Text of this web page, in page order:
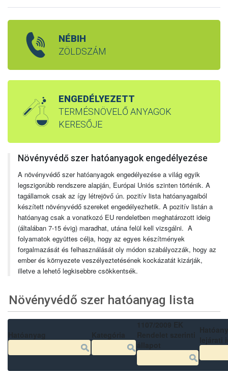
NÉBIH
ZÖLDSZÁM
ENGEDÉLYEZETT
TERMÉSNÖVELŐ ANYAGOK
KERESŐJE
Növényvédő szer hatóanyagok engedélyezése
A növényvédő szer hatóanyagok engedélyezése a világ egyik
legszigorúbb rendszere alapján, Európai Uniós szinten történik. A
tagállamok csak az így létrejövő ún. pozitív lista hatóanyagaiból
készített növényvédő szereket engedélyezhetik. A pozitív listán a
hatóanyag csak a vonatkozó EU rendeletben meghatározott ideig
(általában 7-15 évig) maradhat, utána felül kell vizsgálni. A
folyamatok együttes célja, hogy az egyes készítmények
forgalmazását és felhasználását oly módon szabályozzák, hogy az
ember és környezete veszélyeztetésének kockázatát kizárják,
illetve a lehető legkisebbre csökkentsék.
Növényvédő szer hatóanyag lista